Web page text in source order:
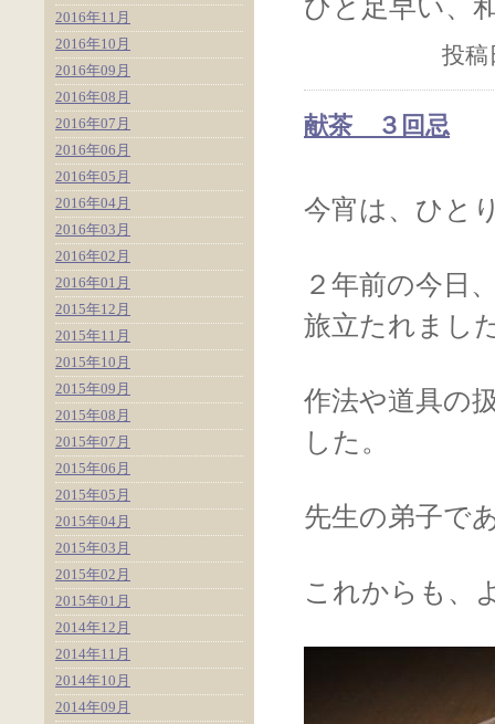
ひと足早い、
投稿
献茶 ３回忌
今宵は、ひと
２年前の今日
旅立たれまし
作法や道具の
した。
先生の弟子で
これからも、
2016年11月
2016年10月
2016年09月
2016年08月
2016年07月
2016年06月
2016年05月
2016年04月
2016年03月
2016年02月
2016年01月
2015年12月
2015年11月
2015年10月
2015年09月
2015年08月
2015年07月
2015年06月
2015年05月
2015年04月
2015年03月
2015年02月
2015年01月
2014年12月
2014年11月
2014年10月
2014年09月